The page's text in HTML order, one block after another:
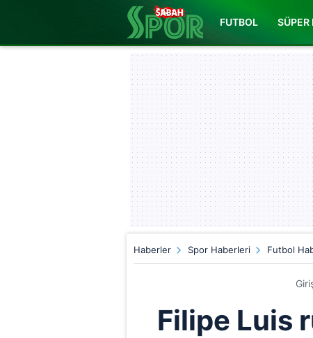
FUTBOL SÜPER
Haberler Spor Haberleri Futbol
Filipe Luis